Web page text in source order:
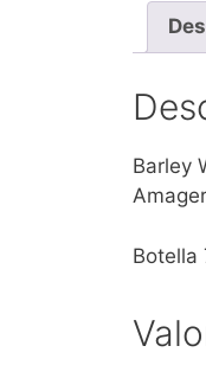
Barley
Botella